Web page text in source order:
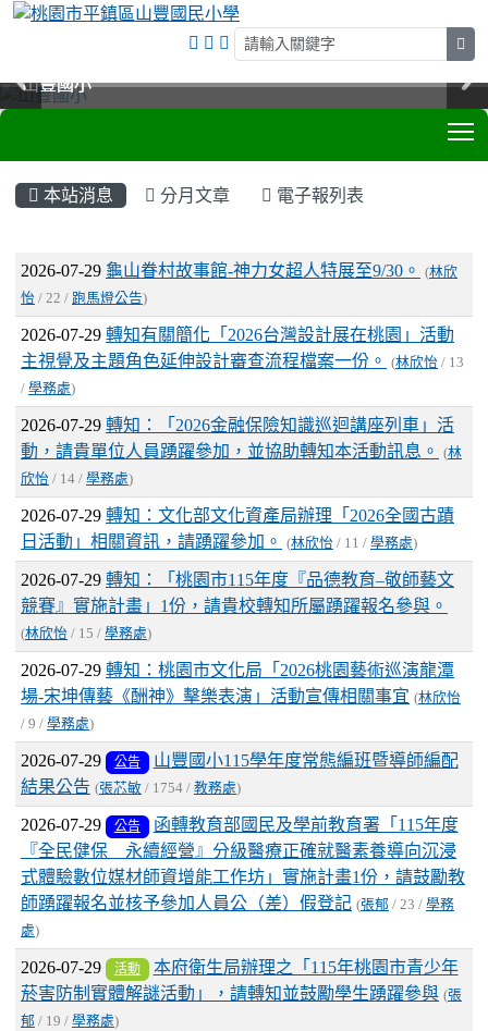
山豐國小
山豐國小
山豐國小
山豐國小
本站消息 分月文章 電子報列表
文章列表
2026-07-29 龜山眷村故事館-神力女超人特展至9/30。 (林欣
怡 / 22 / 跑馬燈公告)
2026-07-29 轉知有關簡化「2026台灣設計展在桃園」活動
主視覺及主題角色延伸設計審查流程檔案一份。
(林欣怡 / 13
/ 學務處)
2026-07-29 轉知：「2026金融保險知識巡迴講座列車」活
動，請貴單位人員踴躍參加，並協助轉知本活動訊息。
(林
欣怡 / 14 / 學務處)
2026-07-29 轉知：文化部文化資產局辦理「2026全國古蹟
日活動」相關資訊，請踴躍參加。
(林欣怡 / 11 / 學務處)
2026-07-29 轉知：「桃園市115年度『品德教育–敬師藝文
競賽』實施計畫」1份，請貴校轉知所屬踴躍報名參與。
(林欣怡 / 15 / 學務處)
2026-07-29 轉知：桃園市文化局「2026桃園藝術巡演龍潭
場-宋坤傳藝《酬神》擊樂表演」活動宣傳相關事宜 (林欣怡
/ 9 / 學務處)
2026-07-29 公告
山豐國小115學年度常態編班暨導師編配
結果公告 (張芯敏 / 1754 / 教務處)
2026-07-29 公告
函轉教育部國民及學前教育署「115年度
『全民健保 永續經營』分級醫療正確就醫素養導向沉浸
式體驗數位媒材師資增能工作坊」實施計畫1份，請鼓勵教
師踴躍報名並核予參加人員公（差）假登記 (張郁 / 23 / 學務
處)
2026-07-29 活動
本府衛生局辦理之「115年桃園市青少年
菸害防制實體解謎活動」，請轉知並鼓勵學生踴躍參與 (張
郁 / 19 / 學務處)